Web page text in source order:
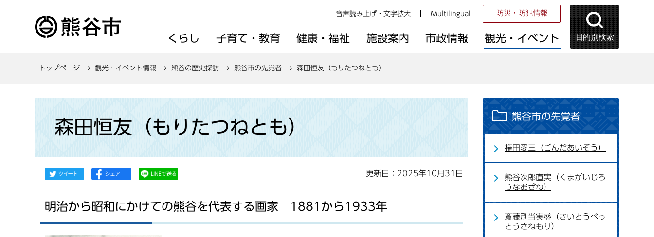
音声読み上げ・文字拡大 Multilingual 防災・防犯情報
くらし 子育て・教育 健康・福祉 施設案内 市政情報 観光・イベント 目的別検索
トップページ 観光・イベント情報 熊谷の歴史探訪 熊谷市の先覚者 森田恒友（もりたつねとも）
か
森田恒友（もりたつねとも）
更新日：2025年10月31日
明治から昭和にかけての熊谷を代表する画家 1881から1933年
熊谷市の先覚者
権田愛三（ごんだあいぞう）
熊谷次郎直実（くまがいじろ
うなおざね）
斎藤別当実盛（さいとうべっ
とうさねもり）